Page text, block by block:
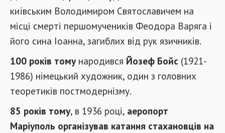
київським Володимиром Святославичем на
місці смерті першомучеників Феодора Варяга і
його сина Іоанна, загиблих від рук язичників.
100 років тому народився Йозеф Бойс (1921-
1986) німецький художник, один з головних
теоретиків постмодернізму.
85 років тому, в 1936 році, аеропорт
Маріуполь організував катання стахановців на